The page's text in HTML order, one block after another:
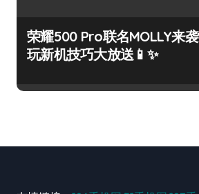
荣耀500 Pro联名MOLLY来
玩新机技巧大放送📱✨